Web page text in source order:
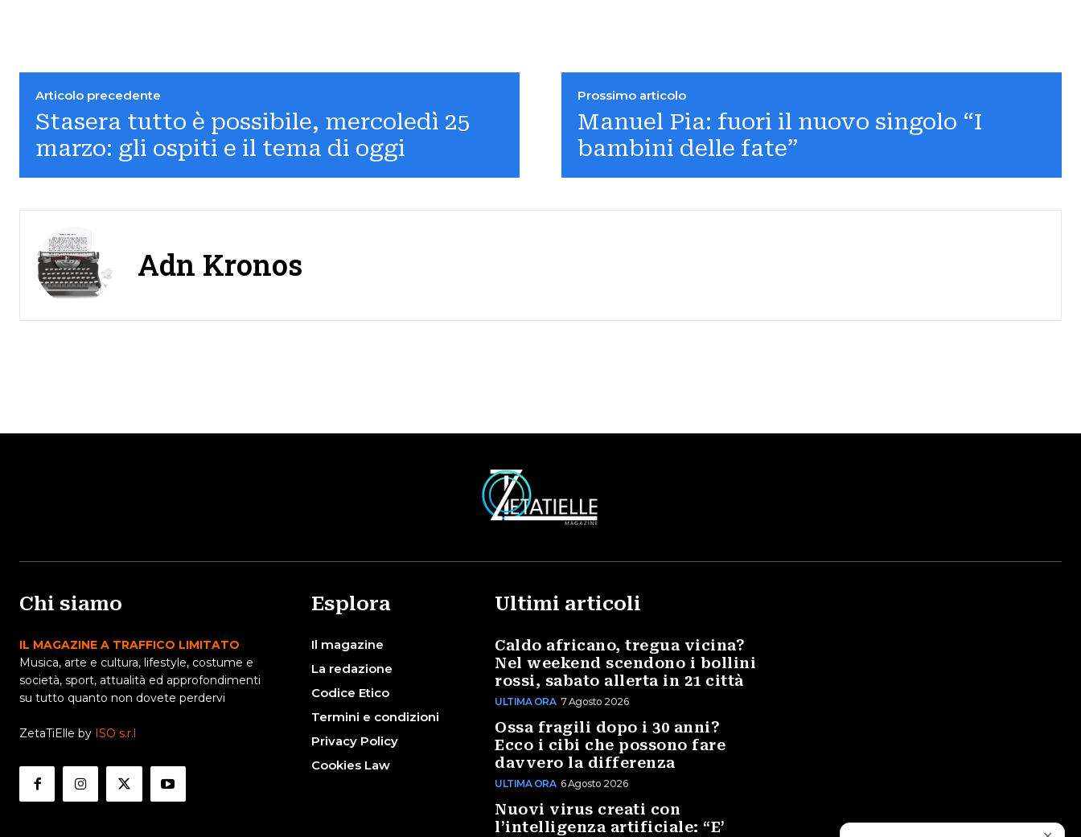
Articolo precedente
Stasera tutto è possibile, mercoledì 25
marzo: gli ospiti e il tema di oggi
Prossimo articolo
Manuel Pia: fuori il nuovo singolo “I
bambini delle fate”
Adn Kronos
Chi siamo
IL MAGAZINE A TRAFFICO LIMITATO
Musica, arte e cultura, lifestyle, costume e
società, sport, attualità ed approfondimenti
su tutto quanto non dovete perdervi
ZetaTiElle by ISO s.r.l
Esplora
Il magazine
La redazione
Codice Etico
Termini e condizioni
Privacy Policy
Cookies Law
Ultimi articoli
Caldo africano, tregua vicina?
Nel weekend scendono i bollini
rossi, sabato allerta in 21 città
ULTIMA ORA 7 Agosto 2026
Ossa fragili dopo i 30 anni?
Ecco i cibi che possono fare
davvero la differenza
ULTIMA ORA 6 Agosto 2026
Nuovi virus creati con
l’intelligenza artificiale: “E’